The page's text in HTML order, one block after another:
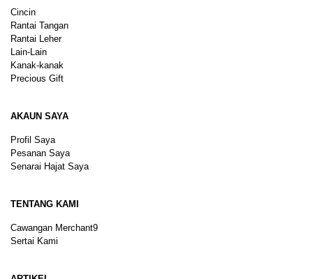
Cincin
Rantai Tangan
Rantai Leher
Lain-Lain
Kanak-kanak
Precious Gift
AKAUN SAYA
Profil Saya
Pesanan Saya
Senarai Hajat Saya
TENTANG KAMI
Cawangan Merchant9
Sertai Kami